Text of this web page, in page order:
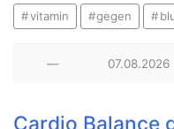
vitamin gegen
— 07.08.2026
Cardio Balance